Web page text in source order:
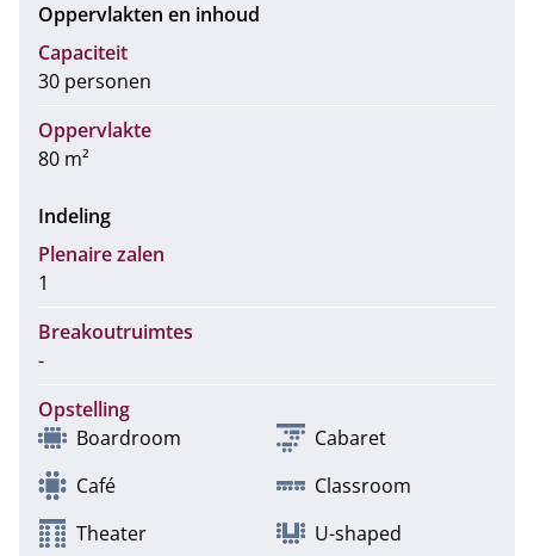
Oppervlakten en inhoud
Capaciteit
30 personen
Oppervlakte
80 m²
Indeling
Plenaire zalen
1
Breakoutruimtes
-
Opstelling
Boardroom
Cabaret
Café
Classroom
Theater
U-shaped